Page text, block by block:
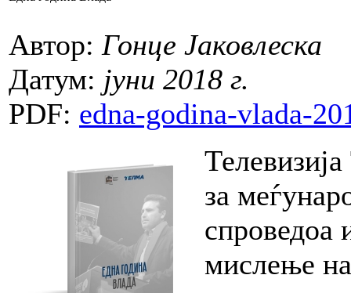
Автор: Гонце Јаковлеска
Датум: јуни 2018 г.
PDF: edna-godina-vlada-
за
спроведоа
мислење